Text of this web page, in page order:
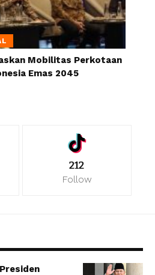
Mobilitas Perkotaan
Emas 2045
212
Follow